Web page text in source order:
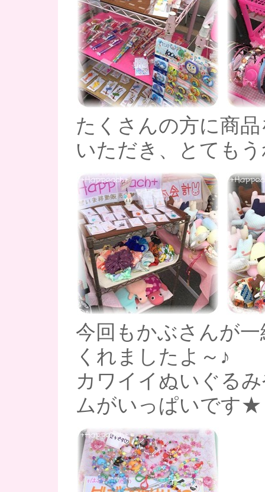
たくさんの方に商
いただき、とても
今回もかぶさんが
くれましたよ～♪
カワイイぬいぐる
ムがいっぱいです★